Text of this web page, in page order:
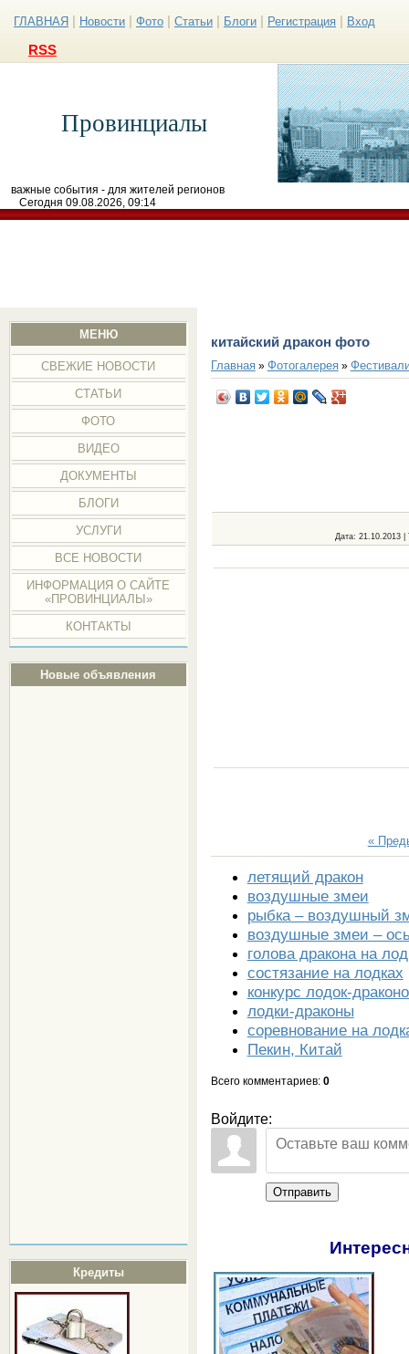
ГЛАВНАЯ Новости Фото Статьи Блоги Регистрация Вход
RSS
Провинциалы
важные события - для жителей регионов
Сегодня 09.08.2026, 09:14
МЕНЮ
СВЕЖИЕ НОВОСТИ
СТАТЬИ
ФОТО
ВИДЕО
ДОКУМЕНТЫ
БЛОГИ
УСЛУГИ
ВСЕ НОВОСТИ
ИНФОРМАЦИЯ О САЙТЕ
«ПРОВИНЦИАЛЫ»
КОНТАКТЫ
Новые объявления
Кредиты
китайский дракон фото
Главная» Фотогалерея»
Дата: 21.10.2013 |
«
летящий дракон
воздушные змеи
рыбка – воздушный
воздушные змеи –
голова дракона на
состязание на лодках
конкурс лодок-
лодки-драконы
соревнование на
Пекин, Китай
Всего комментариев: 0
Войдите:
Отправить